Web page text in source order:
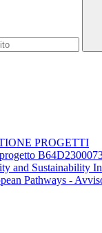
PROGETTI
and Sustainability
Pathways -